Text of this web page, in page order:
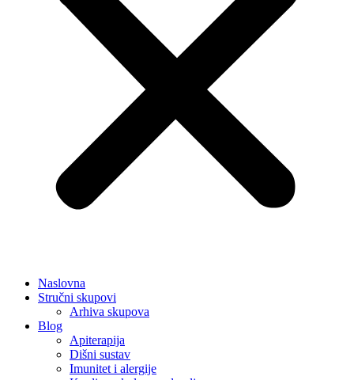
Naslovna
Stručni skupovi
Arhiva skupova
Blog
Apiterapija
Dišni sustav
Imunitet i alergije